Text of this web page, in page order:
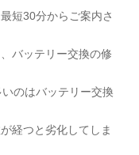
短30分からご案内さ
バッテリー交換の修
のはバッテリー交換
経つと劣化してしま